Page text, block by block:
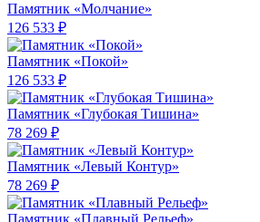
Памятник «Молчание»
126 533 ₽
Памятник «Покой»
126 533 ₽
Памятник «Глубокая Тишина»
78 269 ₽
Памятник «Левый Контур»
78 269 ₽